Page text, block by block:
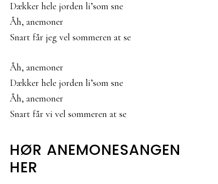
Dækker hele jorden li’som sne
Åh, anemoner
Snart får jeg vel sommeren at se
Åh, anemoner
Dækker hele jorden li’som sne
Åh, anemoner
Snart får vi vel sommeren at se
HØR ANEMONESANGEN
HER